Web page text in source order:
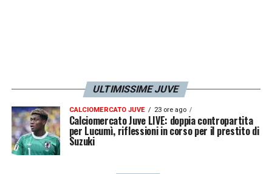
ULTIMISSIME JUVE
CALCIOMERCATO JUVE 23 ore ago
Calciomercato Juve LIVE: doppia contropartita
per Lucumì, riflessioni in corso per il prestito di
Suzuki